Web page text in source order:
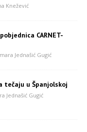
Knežević
CARNET-
Jednašić Gugić
tečaju u Španjolskoj
Jednašić Gugić